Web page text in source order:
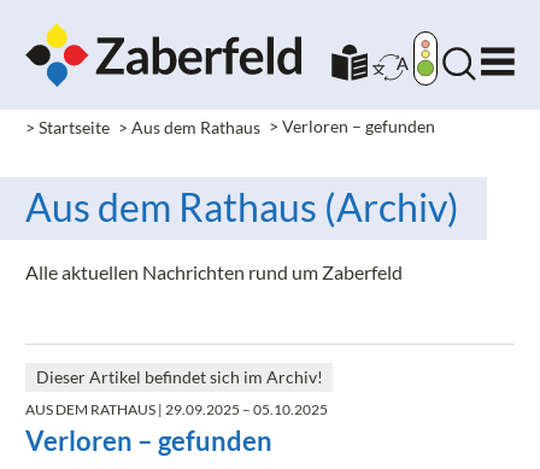
> Startseite > Aus dem Rathaus >Verloren – gefunden
Aus dem Rathaus (Archiv)
Alle aktuellen Nachrichten rund um Zaberfeld
Dieser Artikel befindet sich im Archiv!
AUS DEM RATHAUS | 29.09.2025 – 05.10.2025
Verloren – gefunden